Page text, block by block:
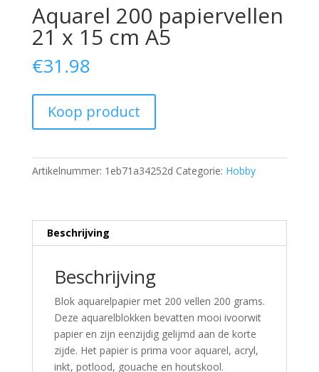
Aquarel 200 papiervellen
21 x 15 cm A5
€31.98
Koop product
Artikelnummer: 1eb71a34252d Categorie: Hobby
Beschrijving
Beschrijving
Blok aquarelpapier met 200 vellen 200 grams.
Deze aquarelblokken bevatten mooi ivoorwit
papier en zijn eenzijdig gelijmd aan de korte
zijde. Het papier is prima voor aquarel, acryl,
inkt, potlood, gouache en houtskool.